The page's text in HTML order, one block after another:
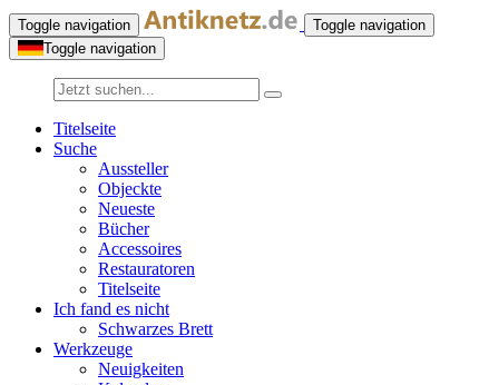
Toggle navigation
Toggle navigation
Toggle navigation
Titelseite
Suche
Aussteller
Objeckte
Neueste
Bücher
Accessoires
Restauratoren
Titelseite
Ich fand es nicht
Schwarzes Brett
Werkzeuge
Neuigkeiten